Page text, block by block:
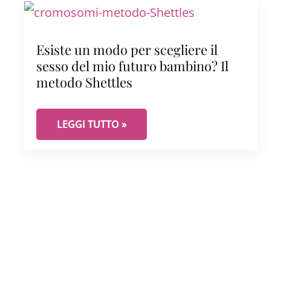
Esiste un modo per scegliere il
sesso del mio futuro bambino? Il
metodo Shettles
ESISTE UN MODO PER SCEGLIERE IL SESSO DEL
LEGGI TUTTO »